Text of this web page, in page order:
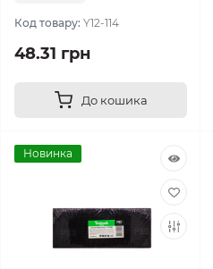
Код товару: Y12-114
48.31 грн
До кошика
Новинка